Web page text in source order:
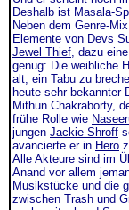
Deshalb ist Masala-
Neben dem Genre-
Elemente von Devs
Jewel Thief, dazu
genug: Die weibliche
alt, ein Tabu zu
heute sehr bekannter
Mithun Chakraborty,
frühe Rolle wie
jungen Jackie Shroff
avancierte er in Hero
Alle Akteure sind im
Anand vor allem
Musikstücke und die
zwischen Trash und